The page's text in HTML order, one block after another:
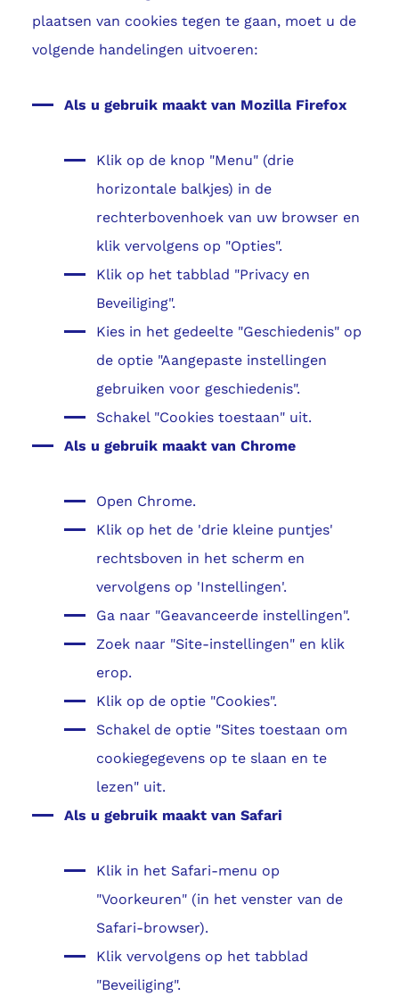
plaatsen van cookies tegen te gaan, moet u de
volgende handelingen uitvoeren:
Als u gebruik maakt van Mozilla Firefox
Klik op de knop "Menu" (drie
horizontale balkjes) in de
rechterbovenhoek van uw browser en
klik vervolgens op "Opties".
Klik op het tabblad "Privacy en
Beveiliging".
Kies in het gedeelte "Geschiedenis" op
de optie "Aangepaste instellingen
gebruiken voor geschiedenis".
Schakel "Cookies toestaan" uit.
Als u gebruik maakt van Chrome
Open Chrome.
Klik op het de 'drie kleine puntjes'
rechtsboven in het scherm en
vervolgens op 'Instellingen'.
Ga naar "Geavanceerde instellingen".
Zoek naar "Site-instellingen" en klik
erop.
Klik op de optie "Cookies".
Schakel de optie "Sites toestaan om
cookiegegevens op te slaan en te
lezen" uit.
Als u gebruik maakt van Safari
Klik in het Safari-menu op
"Voorkeuren" (in het venster van de
Safari-browser).
Klik vervolgens op het tabblad
"Beveiliging".